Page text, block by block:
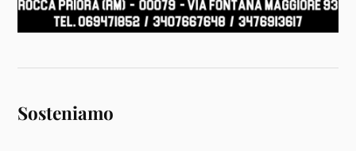
Sosteniamo